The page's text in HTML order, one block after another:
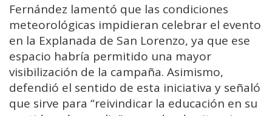
Fernández lamentó que las condiciones
meteorológicas impidieran celebrar el evento
en la Explanada de San Lorenzo, ya que ese
espacio habría permitido una mayor
visibilización de la campaña. Asimismo,
defendió el sentido de esta iniciativa y señaló
que sirve para “reivindicar la educación en su